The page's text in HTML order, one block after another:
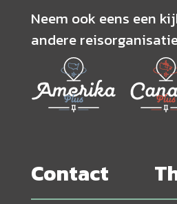
Neem ook eens een
andere
Contact